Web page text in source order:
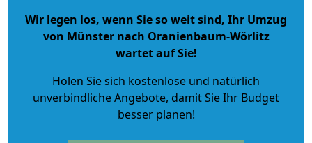
Wir legen los, wenn Sie so weit sind, Ihr Umzug
von Münster nach Oranienbaum-Wörlitz
wartet auf Sie!
Holen Sie sich kostenlose und natürlich
unverbindliche Angebote, damit Sie Ihr Budget
besser planen!